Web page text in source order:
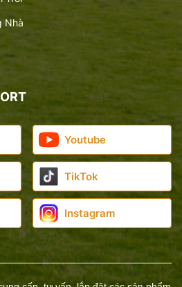
chân 2 người
đ
Nhà
Youtube
TikTok
Instagram